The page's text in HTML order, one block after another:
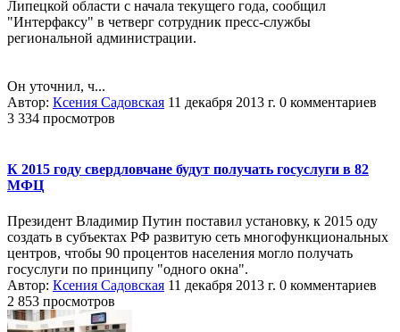
Липецкой области с начала текущего года, сообщил
"Интерфаксу" в четверг сотрудник пресс-службы
региональной администрации.
Он уточнил, ч...
Автор: Ксения Садовская 11 декабря 2013 г. 0 комментариев
3 334 просмотров
К 2015 году свердловчане будут получать госуслуги в 82
МФЦ
Президент Владимир Путин поставил установку, к 2015 оду
создать в субъектах РФ развитую сеть многофункциональных
центров, чтобы 90 процентов населения могло получать
госуслуги по принципу "одного окна".
Автор: Ксения Садовская 11 декабря 2013 г. 0 комментариев
2 853 просмотров